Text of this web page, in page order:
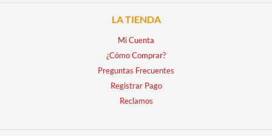
LA TIENDA
Mi Cuenta
¿Cómo Comprar?
Preguntas Frecuentes
Registrar Pago
Reclamos